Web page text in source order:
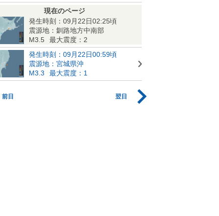
現在のページ
発生時刻：09月22日02:25頃
震源地：釧路地方中南部
M3.5
最大震度：2
発生時刻：09月22日00:59頃
震源地：宮城県沖
M3.3
最大震度：1
前日 翌日